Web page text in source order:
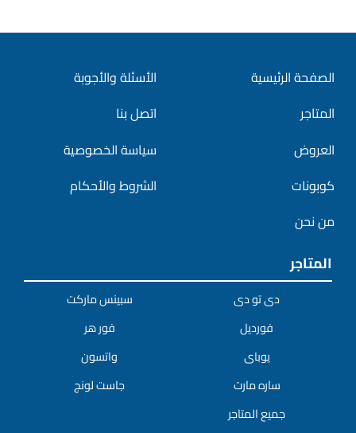
الصفحة الرئيسية
المتاجر
العروض
كوبونات
من نحن
الأسئلة والأجوبة
اتصل بنا
سياسة الخصوصية
الشروط والأحكام
المتاجر
دى تو دى
سبينس ماركت
فورديل
فور هر
يوباى
واتسون
ساره مارت
جاست لونج
جميع المتاجر